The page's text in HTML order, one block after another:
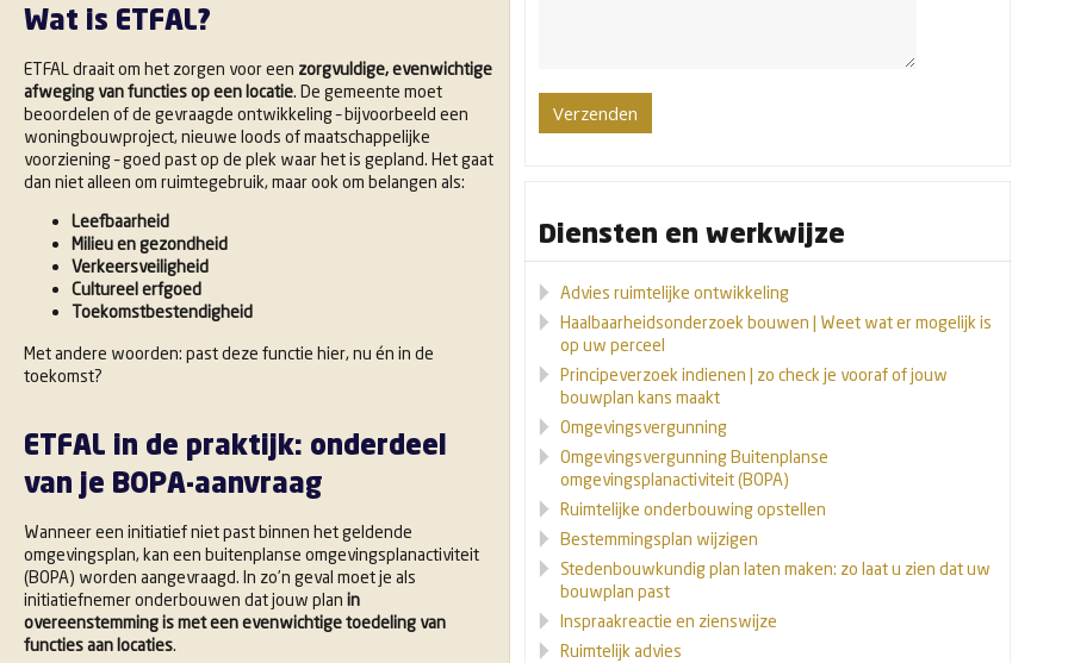
Wat is ETFAL?
ETFAL draait om het zorgen voor een zorgvuldige, evenwichtige
afweging van functies op een locatie. De gemeente moet
beoordelen of de gevraagde ontwikkeling – bijvoorbeeld een
woningbouwproject, nieuwe loods of maatschappelijke
voorziening – goed past op de plek waar het is gepland. Het gaat
dan niet alleen om ruimtegebruik, maar ook om belangen als:
Leefbaarheid
Milieu en gezondheid
Verkeersveiligheid
Cultureel erfgoed
Toekomstbestendigheid
Met andere woorden: past deze functie hier, nu én in de
toekomst?
ETFAL in de praktijk: onderdeel
van je BOPA-aanvraag
Wanneer een initiatief niet past binnen het geldende
omgevingsplan, kan een buitenplanse omgevingsplanactiviteit
(BOPA) worden aangevraagd. In zo’n geval moet je als
initiatiefnemer onderbouwen dat jouw plan in
overeenstemming is met een evenwichtige toedeling van
functies aan locaties.
Diensten en werkwijze
Advies ruimtelijke ontwikkeling
Haalbaarheidsonderzoek bouwen | Weet wat er mogelijk is
op uw perceel
Principeverzoek indienen | zo check je vooraf of jouw
bouwplan kans maakt
Omgevingsvergunning
Omgevingsvergunning Buitenplanse
omgevingsplanactiviteit (BOPA)
Ruimtelijke onderbouwing opstellen
Bestemmingsplan wijzigen
Stedenbouwkundig plan laten maken: zo laat u zien dat uw
bouwplan past
Inspraakreactie en zienswijze
Ruimtelijk advies